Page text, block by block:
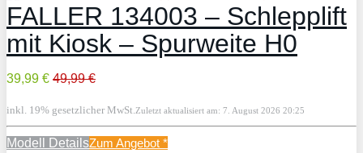
FALLER 134003 – Schlepplift
mit Kiosk – Spurweite H0
39,99 € 49,99 €
inkl. 19% gesetzlicher MwSt. Zuletzt aktualisiert am: 7. August 2026 20:25
Modell DetailsZum Angebot *